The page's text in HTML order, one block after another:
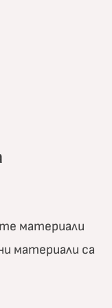
материали
материали са